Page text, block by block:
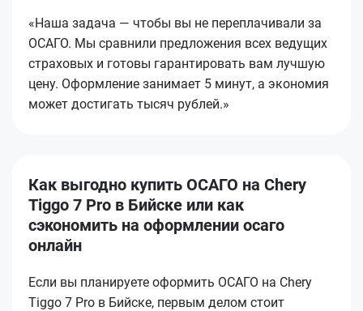
«Наша задача — чтобы вы не переплачивали за
ОСАГО. Мы сравнили предложения всех ведущих
страховых и готовы гарантировать вам лучшую
цену. Оформление занимает 5 минут, а экономия
может достигать тысяч рублей.»
Как выгодно купить ОСАГО на Chery
Tiggo 7 Pro в Бийске или как
сэкономить на оформлении осаго
онлайн
Если вы планируете оформить ОСАГО на Chery
Tiggo 7 Pro в Бийске, первым делом стоит